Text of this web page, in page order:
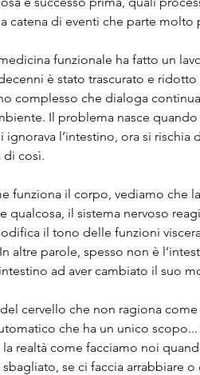
catena di eventi che parte molto
funzionale ha fatto un
è stato trascurato e
complesso che dialoga
Il problema nasce
ignorava l’intestino, ora si
di così.
funziona il corpo, vediamo che
qualcosa, il sistema nervoso
il tono delle funzioni
altre parole, spesso non è
ad aver cambiato il suo
cervello che non ragiona
che ha un unico scopo...
realtà come facciamo noi
se ci faccia arrabbiare